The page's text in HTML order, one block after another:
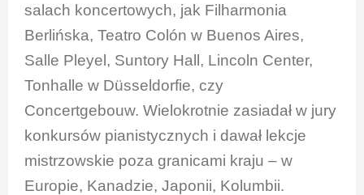
salach koncertowych, jak Filharmonia
Berlińska, Teatro Colón w Buenos Aires,
Salle Pleyel, Suntory Hall, Lincoln Center,
Tonhalle w Düsseldorfie, czy
Concertgebouw. Wielokrotnie zasiadał w jury
konkursów pianistycznych i dawał lekcje
mistrzowskie poza granicami kraju – w
Europie, Kanadzie, Japonii, Kolumbii.